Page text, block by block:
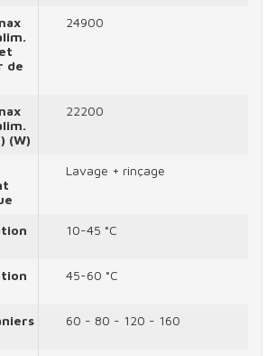
de
24900
(W)
22200
Lavage + rinçage
10-45 °C
45-60 °C
60 - 80 - 120 - 160